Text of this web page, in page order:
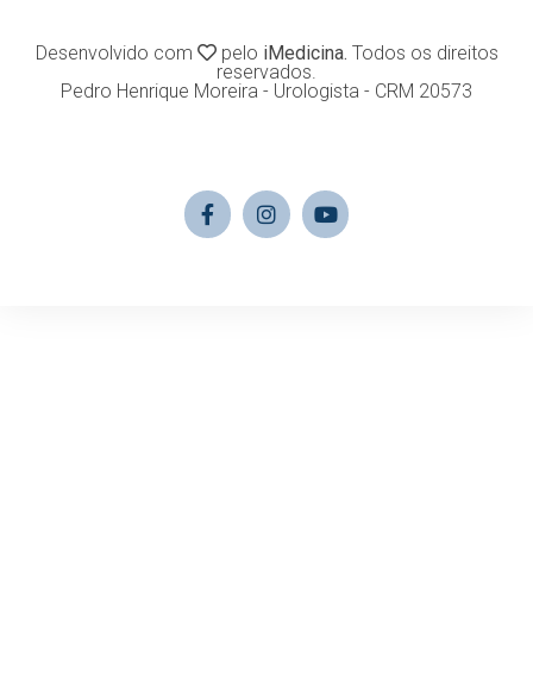
Desenvolvido com pelo iMedicina. Todos os direitos
reservados.
Pedro Henrique Moreira - Urologista - CRM 20573